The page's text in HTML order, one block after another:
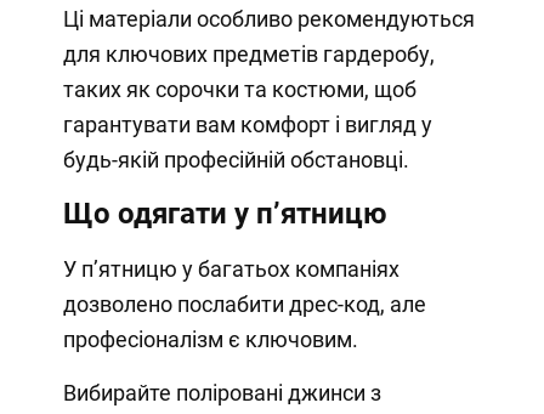
Ці матеріали особливо рекомендуються
для ключових предметів гардеробу,
таких як сорочки та костюми, щоб
гарантувати вам комфорт і вигляд у
будь-якій професійній обстановці.
Що одягати у п’ятницю
У п’ятницю у багатьох компаніях
дозволено послабити дрес-код, але
професіоналізм є ключовим.
Вибирайте поліровані джинси з